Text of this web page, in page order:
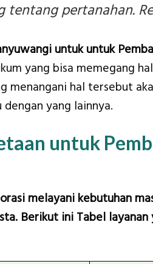
tentang pertanahan.
untuk untuk
yang bisa memegang
menangani hal tersebut
yang lainnya.
untuk
melayani kebutuhan
Berikut ini Tabel